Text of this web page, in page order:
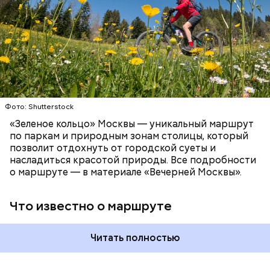
Фото: Shutterstock
«Зеленое кольцо» Москвы — уникальный маршрут
по паркам и природным зонам столицы, который
позволит отдохнуть от городской суеты и
насладиться красотой природы. Все подробности
о маршруте — в материале «Вечерней Москвы».
Что известно о маршруте
километров:
Читать полностью
СПОРТ ОТДЫХ
ВЕЛОСИПЕДЫ
САМОКАТЫ
МОСКВА
Патриаршие пруды
с незнакомцами.